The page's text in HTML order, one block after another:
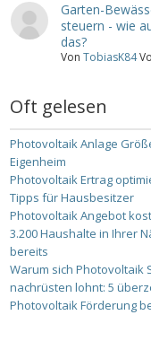
Garten-
steuern - wie
das?
Von TobiasK84
Oft gelesen
Photovoltaik Anlage
Eigenheim
Photovoltaik Ertrag
Tipps für Hausbesitzer
Photovoltaik Angebot
3.200 Haushalte in Ihrer
bereits
Warum sich Photovoltaik
nachrüsten lohnt: 5
Photovoltaik Förderung